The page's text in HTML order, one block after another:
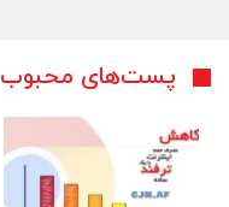
پست‌های محبوب